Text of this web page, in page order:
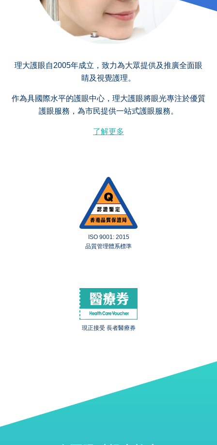
理大護眼自2005年成立，致力為大眾提供及推廣全面眼
睛及視覺護理。
作為具國際水平的護眼中心，理大護眼將眼光專注於優質
護眼服務，為市民提供一站式護眼服務。
了解更多
ISO 9001: 2015
品質管理體系標準
現正接受 長者醫療券